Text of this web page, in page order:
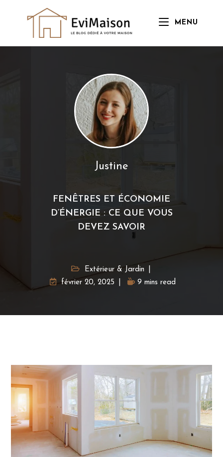
MENU
Justine
FENÊTRES ET ÉCONOMIE
D’ÉNERGIE : CE QUE VOUS
DEVEZ SAVOIR
Extérieur & Jardin
février 20, 2025
9 mins read